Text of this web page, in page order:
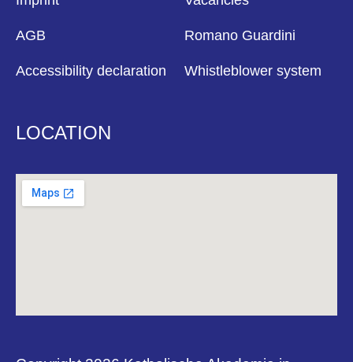
AGB
Accessibility declaration
Romano Guardini
Whistleblower system
LOCATION